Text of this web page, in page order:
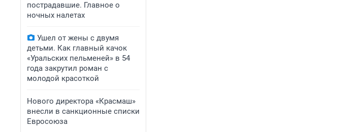
пострадавшие. Главное о
ночных налетах
Ушел от жены с двумя
детьми. Как главный качок
«Уральских пельменей» в 54
года закрутил роман с
молодой красоткой
Нового директора «Красмаш»
внесли в санкционные списки
Евросоюза